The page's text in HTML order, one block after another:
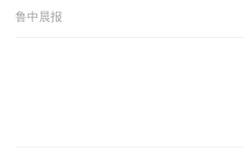
鲁中晨报